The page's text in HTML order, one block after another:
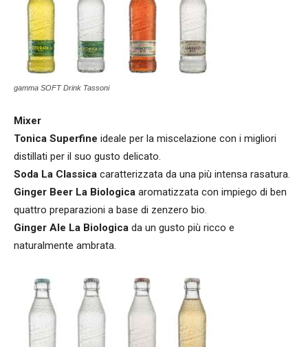
gamma SOFT Drink Tassoni
Mixer
Tonica Superfine ideale per la miscelazione con i migliori
distillati per il suo gusto delicato.
Soda La Classica caratterizzata da una più intensa rasatura.
Ginger Beer La Biologica aromatizzata con impiego di ben
quattro preparazioni a base di zenzero bio.
Ginger Ale La Biologica da un gusto più ricco e
naturalmente ambrata.